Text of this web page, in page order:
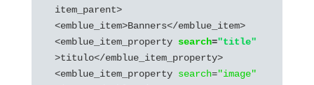
item_parent>
<emblue_item>Banners</emblue_item>
<emblue_item_property search="title"
>titulo</emblue_item_property>
<emblue_item_property search="image"